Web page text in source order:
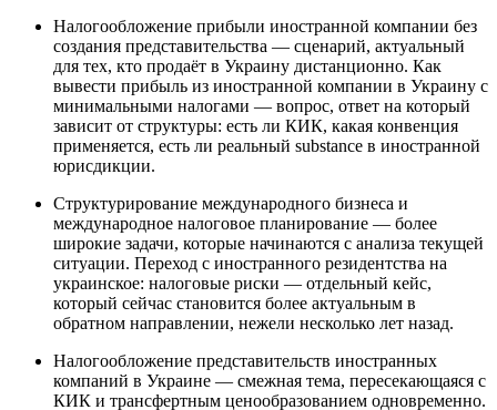
Налогообложение прибыли иностранной компании без
создания представительства — сценарий, актуальный
для тех, кто продаёт в Украину дистанционно. Как
вывести прибыль из иностранной компании в Украину с
минимальными налогами — вопрос, ответ на который
зависит от структуры: есть ли КИК, какая конвенция
применяется, есть ли реальный substance в иностранной
юрисдикции.
Структурирование международного бизнеса и
международное налоговое планирование — более
широкие задачи, которые начинаются с анализа текущей
ситуации. Переход с иностранного резидентства на
украинское: налоговые риски — отдельный кейс,
который сейчас становится более актуальным в
обратном направлении, нежели несколько лет назад.
Налогообложение представительств иностранных
компаний в Украине — смежная тема, пересекающаяся с
КИК и трансфертным ценообразованием одновременно.